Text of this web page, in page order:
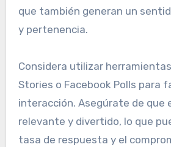
que también generan un
y pertenencia.
Considera utilizar
Stories o Facebook Polls para
interacción. Asegúrate de que
relevante y divertido, lo que
tasa de respuesta y el